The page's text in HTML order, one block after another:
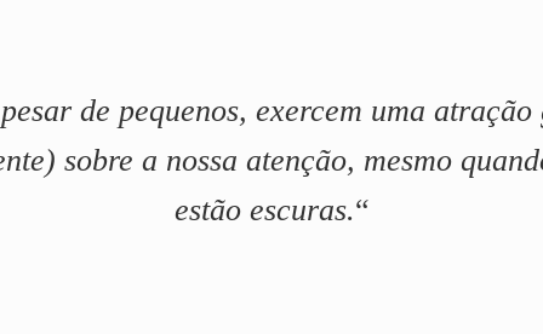
de pequenos, exercem uma
sobre a nossa atenção, mesmo
estão escuras.“